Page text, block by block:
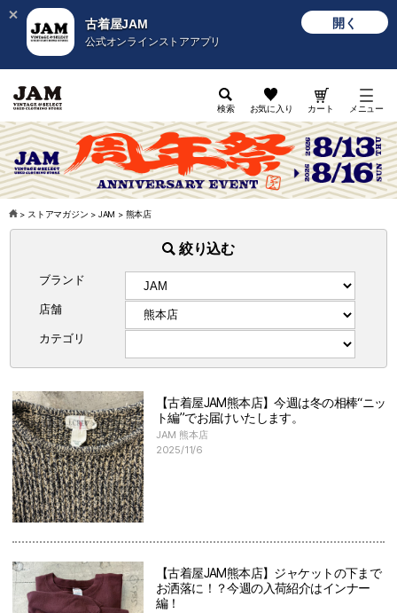
古着屋JAM
公式オンラインストアアプリ
開く
検索 お気に入り カート メニュー
> ストアマガジン > JAM > 熊本店
絞り込む
ブランド
店舗
カテゴリ
【古着屋JAM熊本店】今週は冬の相棒“ニッ
ト編”でお届けいたします。
JAM 熊本店
2025/11/6
【古着屋JAM熊本店】ジャケットの下まで
お洒落に！？今週の入荷紹介はインナー
編！